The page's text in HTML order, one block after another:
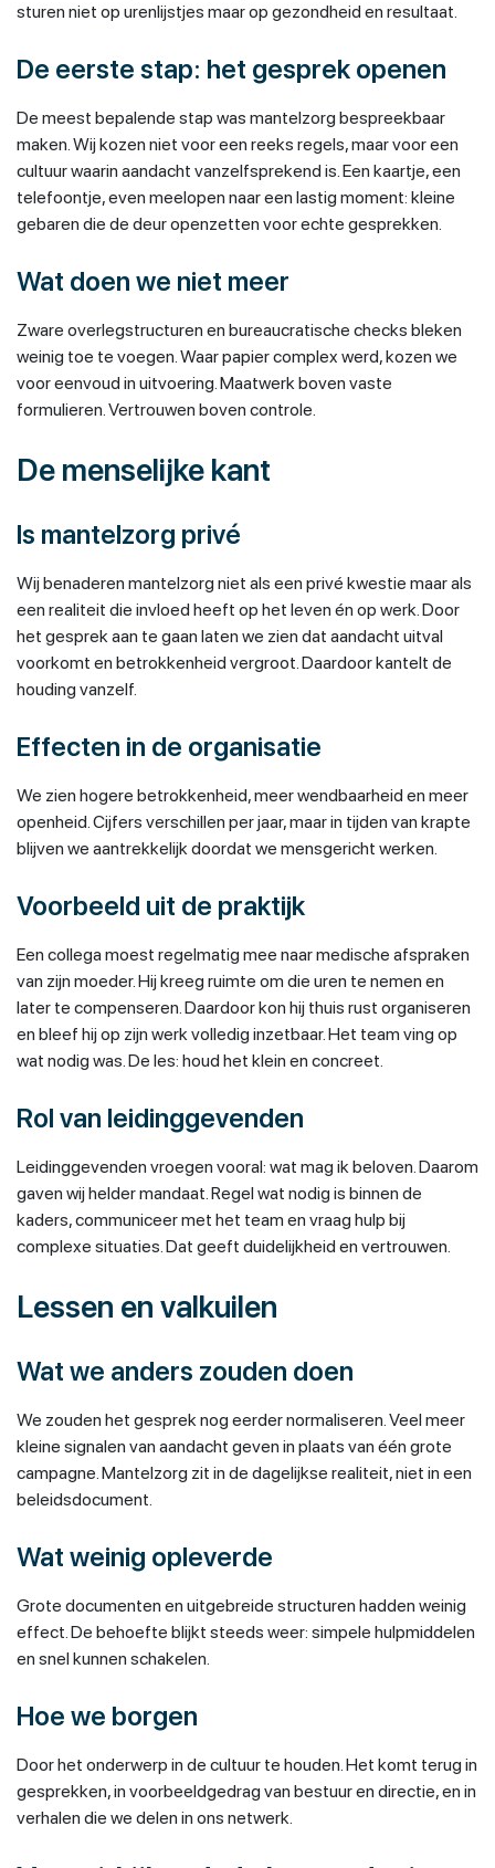
sturen niet op urenlijstjes maar op gezondheid en resultaat.
De eerste stap: het gesprek openen
De meest bepalende stap was mantelzorg bespreekbaar
maken. Wij kozen niet voor een reeks regels, maar voor een
cultuur waarin aandacht vanzelfsprekend is. Een kaartje, een
telefoontje, even meelopen naar een lastig moment: kleine
gebaren die de deur openzetten voor echte gesprekken.
Wat doen we niet meer
Zware overlegstructuren en bureaucratische checks bleken
weinig toe te voegen. Waar papier complex werd, kozen we
voor eenvoud in uitvoering. Maatwerk boven vaste
formulieren. Vertrouwen boven controle.
De menselijke kant
Is mantelzorg privé
Wij benaderen mantelzorg niet als een privé kwestie maar als
een realiteit die invloed heeft op het leven én op werk. Door
het gesprek aan te gaan laten we zien dat aandacht uitval
voorkomt en betrokkenheid vergroot. Daardoor kantelt de
houding vanzelf.
Effecten in de organisatie
We zien hogere betrokkenheid, meer wendbaarheid en meer
openheid. Cijfers verschillen per jaar, maar in tijden van krapte
blijven we aantrekkelijk doordat we mensgericht werken.
Voorbeeld uit de praktijk
Een collega moest regelmatig mee naar medische afspraken
van zijn moeder. Hij kreeg ruimte om die uren te nemen en
later te compenseren. Daardoor kon hij thuis rust organiseren
en bleef hij op zijn werk volledig inzetbaar. Het team ving op
wat nodig was. De les: houd het klein en concreet.
Rol van leidinggevenden
Leidinggevenden vroegen vooral: wat mag ik beloven. Daarom
gaven wij helder mandaat. Regel wat nodig is binnen de
kaders, communiceer met het team en vraag hulp bij
complexe situaties. Dat geeft duidelijkheid en vertrouwen.
Lessen en valkuilen
Wat we anders zouden doen
We zouden het gesprek nog eerder normaliseren. Veel meer
kleine signalen van aandacht geven in plaats van één grote
campagne. Mantelzorg zit in de dagelijkse realiteit, niet in een
beleidsdocument.
Wat weinig opleverde
Grote documenten en uitgebreide structuren hadden weinig
effect. De behoefte blijkt steeds weer: simpele hulpmiddelen
en snel kunnen schakelen.
Hoe we borgen
Door het onderwerp in de cultuur te houden. Het komt terug in
gesprekken, in voorbeeldgedrag van bestuur en directie, en in
verhalen die we delen in ons netwerk.